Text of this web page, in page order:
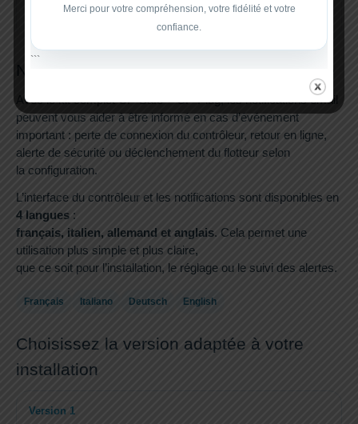
de contact.
Notifications email et interface multilingue
Avec le kit complet CP-Safe + CP-Plug, les notifications email
peuvent vous aider à être informé en cas d’événement
important : perte de connexion du contrôleur, retour en ligne,
alerte de sécurité ou déclenchement du flotteur selon
la configuration.
L’interface du contrôleur et les notifications sont disponibles en
4 langues :
français, italien, allemand et anglais. Cela permet une
utilisation plus simple et plus claire,
que ce soit pour l’installation, le réglage ou le suivi des alertes.
Français Italiano Deutsch English
Choisissez la version adaptée à votre
installation
Version 1
Merci pour votre compréhension, votre fidélité et votre
confiance.
```